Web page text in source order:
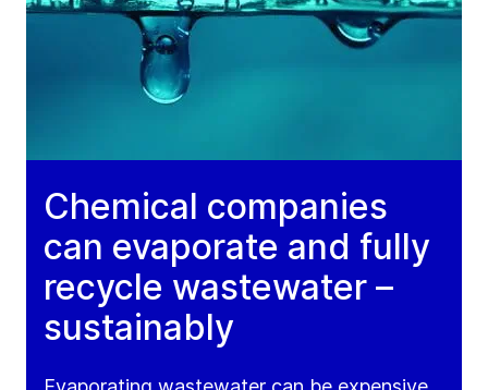
Chemical companies
can evaporate and fully
recycle wastewater –
sustainably